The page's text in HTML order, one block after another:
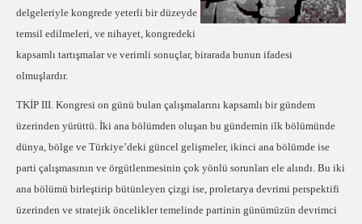
delgeleriyle kongrede yeterli bir düzeyde
temsil edilmeleri, ve nihayet, kongredeki
kapsamlı tartışmalar ve verimli sonuçlar, birarada bunun ifadesi
olmuşlardır.
TKİP III. Kongresi on günü bulan çalışmalarını kapsamlı bir gündem
üzerinden yürüttü. İki ana bölümden oluşan bu gündemin ilk bölümünde
dünya, bölge ve Türkiye’deki güncel gelişmeler, ikinci ana bölümde ise
parti çalışmasının ve örgütlenmesinin çok yönlü sorunları ele alındı. Bu iki
ana bölümü birleştirip bütünleyen çizgi ise, proletarya devrimi perspektifi
üzerinden ve stratejik öncelikler temelinde partinin günümüzün devrimci